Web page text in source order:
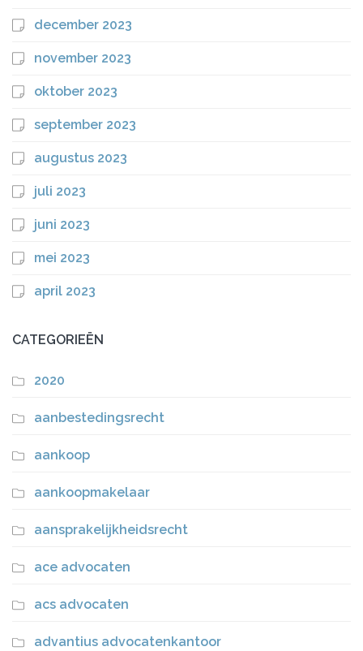
december 2023
november 2023
oktober 2023
september 2023
augustus 2023
juli 2023
juni 2023
mei 2023
april 2023
CATEGORIEËN
2020
aanbestedingsrecht
aankoop
aankoopmakelaar
aansprakelijkheidsrecht
ace advocaten
acs advocaten
advantius advocatenkantoor